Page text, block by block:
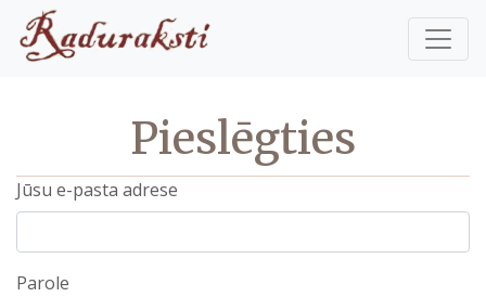
Pieslēgties
Jūsu e-pasta adrese
Parole